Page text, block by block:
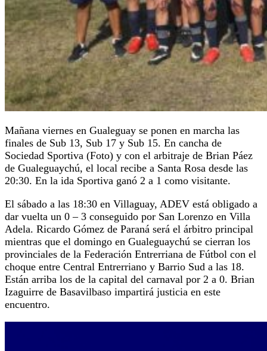
Mañana viernes en Gualeguay se ponen en marcha las
finales de Sub 13, Sub 17 y Sub 15. En cancha de
Sociedad Sportiva (Foto) y con el arbitraje de Brian Páez
de Gualeguaychú, el local recibe a Santa Rosa desde las
20:30. En la ida Sportiva ganó 2 a 1 como visitante.
El sábado a las 18:30 en Villaguay, ADEV está obligado a
dar vuelta un 0 – 3 conseguido por San Lorenzo en Villa
Adela. Ricardo Gómez de Paraná será el árbitro principal
mientras que el domingo en Gualeguaychú se cierran los
provinciales de la Federación Entrerriana de Fútbol con el
choque entre Central Entrerriano y Barrio Sud a las 18.
Están arriba los de la capital del carnaval por 2 a 0. Brian
Izaguirre de Basavilbaso impartirá justicia en este
encuentro.